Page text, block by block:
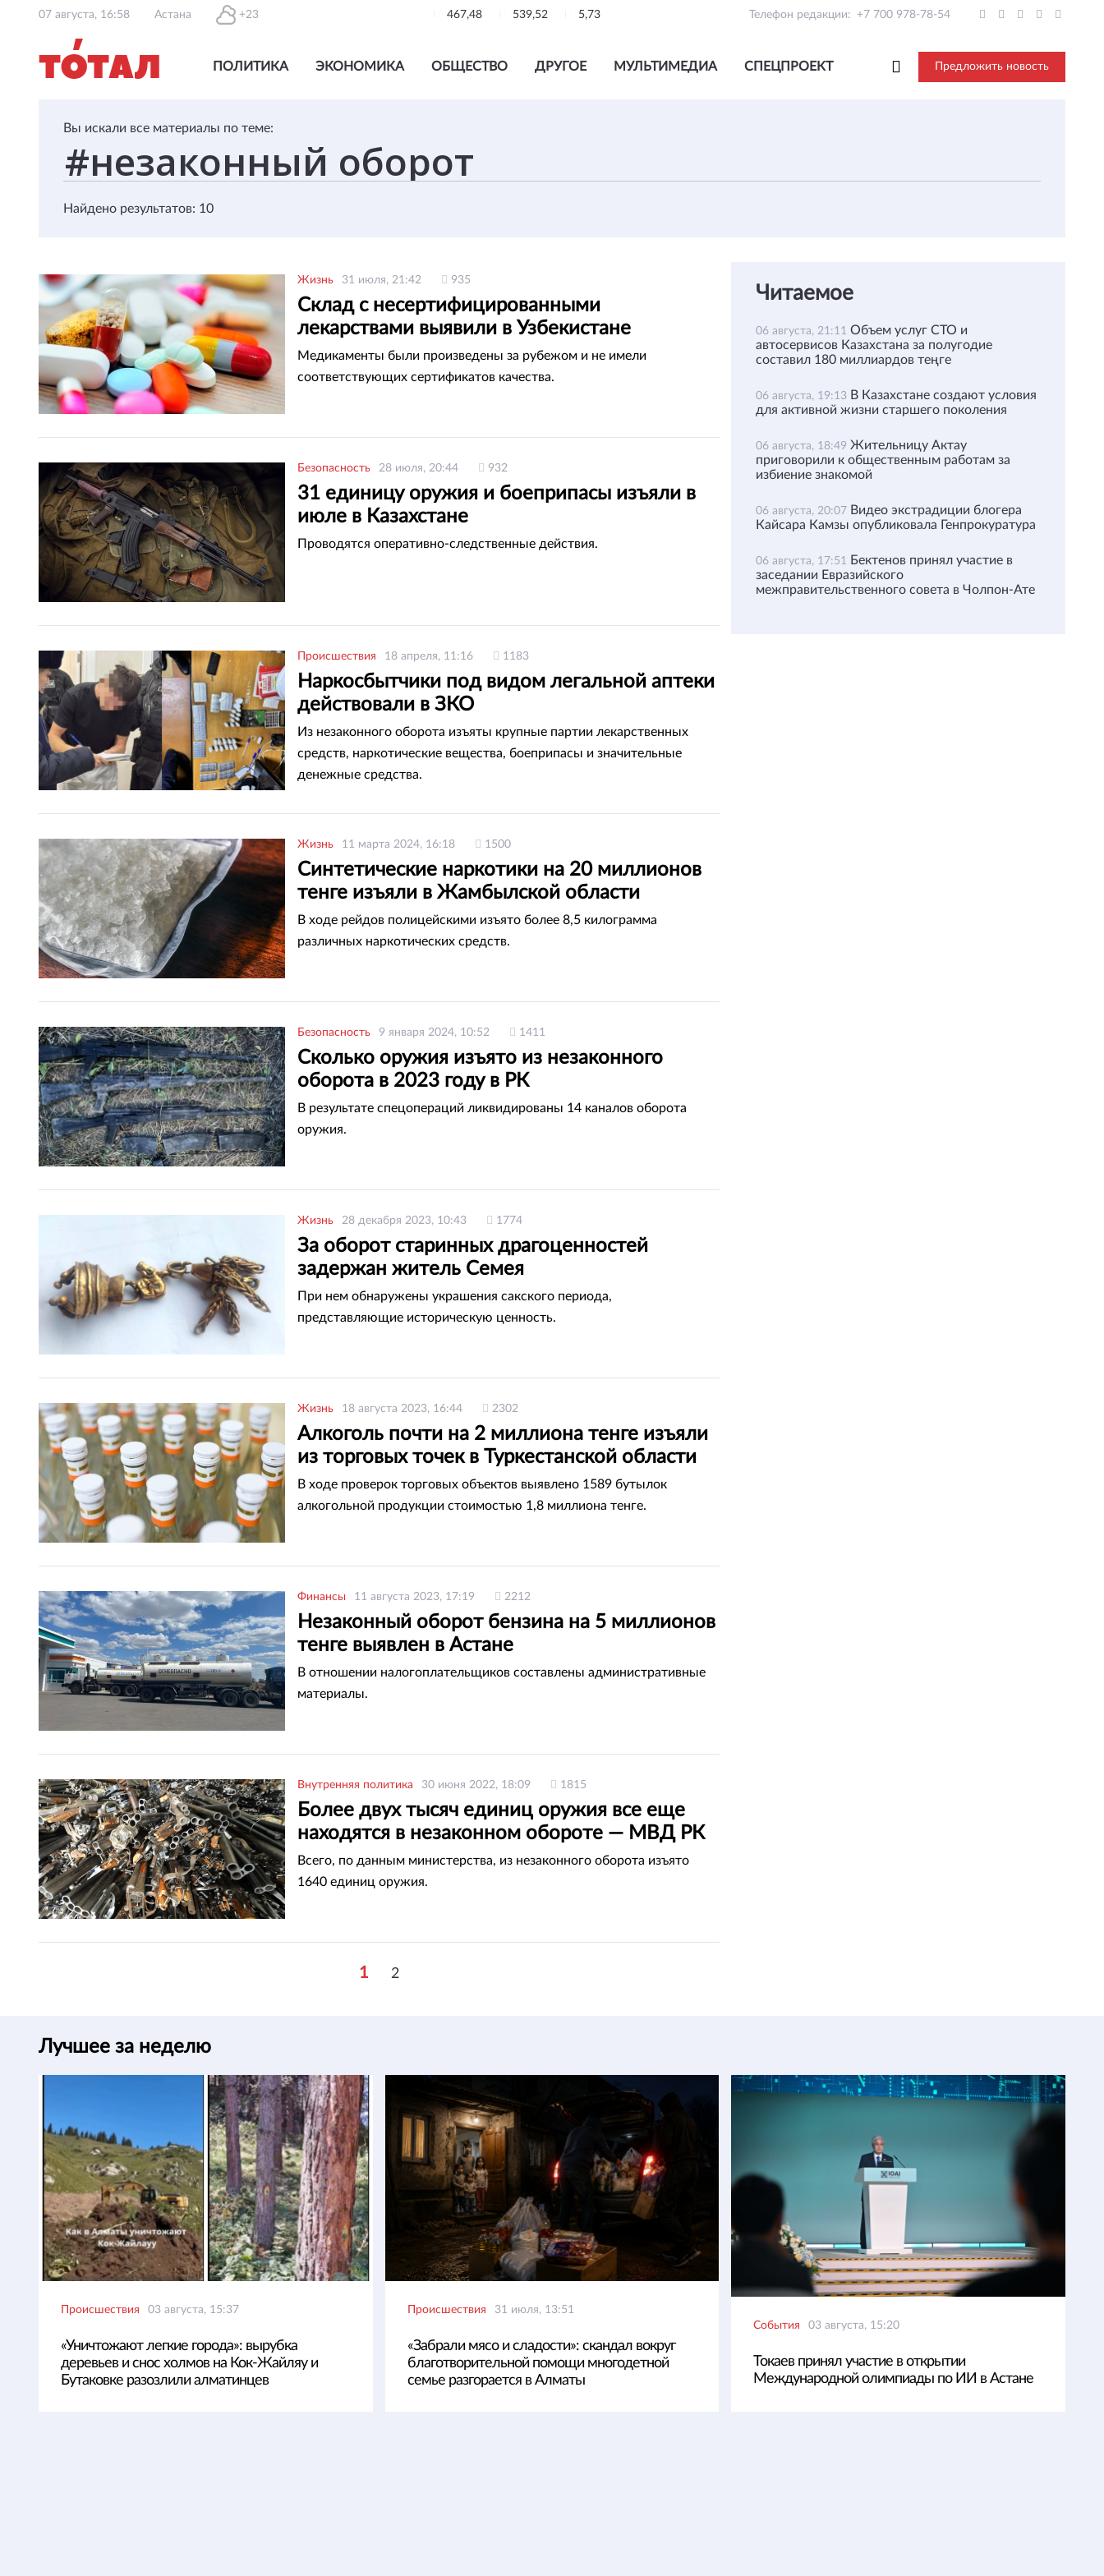
07 августа, 16:58 Астана +23 467,48 539,52 5,73 Телефон редакции: +7 700 978-78-54
ПОЛИТИКА ЭКОНОМИКА ОБЩЕСТВО ДРУГОЕ МУЛЬТИМЕДИА СПЕЦПРОЕКТ Предложить новость
Вы искали все материалы по теме:
Найдено результатов: 10
Жизнь 31 июля, 21:42 935
Склад с несертифицированными
лекарствами выявили в Узбекистане
Медикаменты были произведены за рубежом и не имели
соответствующих сертификатов качества.
Безопасность 28 июля, 20:44 932
31 единицу оружия и боеприпасы изъяли в
июле в Казахстане
Проводятся оперативно-следственные действия.
Происшествия 18 апреля, 11:16 1183
Наркосбытчики под видом легальной аптеки
действовали в ЗКО
Из незаконного оборота изъяты крупные партии лекарственных
средств, наркотические вещества, боеприпасы и значительные
денежные средства.
Жизнь 11 марта 2024, 16:18 1500
Синтетические наркотики на 20 миллионов
тенге изъяли в Жамбылской области
В ходе рейдов полицейскими изъято более 8,5 килограмма
различных наркотических средств.
Безопасность 9 января 2024, 10:52 1411
Сколько оружия изъято из незаконного
оборота в 2023 году в РК
В результате спецопераций ликвидированы 14 каналов оборота
оружия.
Жизнь 28 декабря 2023, 10:43 1774
За оборот старинных драгоценностей
задержан житель Семея
При нем обнаружены украшения сакского периода,
представляющие историческую ценность.
Жизнь 18 августа 2023, 16:44 2302
Алкоголь почти на 2 миллиона тенге изъяли
из торговых точек в Туркестанской области
В ходе проверок торговых объектов выявлено 1589 бутылок
алкогольной продукции стоимостью 1,8 миллиона тенге.
Финансы 11 августа 2023, 17:19 2212
Незаконный оборот бензина на 5 миллионов
тенге выявлен в Астане
В отношении налогоплательщиков составлены административные
материалы.
Внутренняя политика 30 июня 2022, 18:09 1815
Более двух тысяч единиц оружия все еще
находятся в незаконном обороте — МВД РК
Всего, по данным министерства, из незаконного оборота изъято
1640 единиц оружия.
1 2
Читаемое
06 августа, 21:11 Объем услуг СТО и
автосервисов Казахстана за полугодие
составил 180 миллиардов теңге
06 августа, 19:13 В Казахстане создают условия
для активной жизни старшего поколения
06 августа, 18:49 Жительницу Актау
приговорили к общественным работам за
избиение знакомой
06 августа, 20:07 Видео экстрадиции блогера
Кайсара Камзы опубликовала Генпрокуратура
06 августа, 17:51 Бектенов принял участие в
заседании Евразийского
межправительственного совета в Чолпон-Ате
Лучшее за неделю
Происшествия 03 августа, 15:37
«Уничтожают легкие города»: вырубка
деревьев и снос холмов на Кок-Жайляу и
Бутаковке разозлили алматинцев
Происшествия 31 июля, 13:51
«Забрали мясо и сладости»: скандал вокруг
благотворительной помощи многодетной
семье разгорается в Алматы
События 03 августа, 15:20
Токаев принял участие в открытии
Международной олимпиады по ИИ в Астане